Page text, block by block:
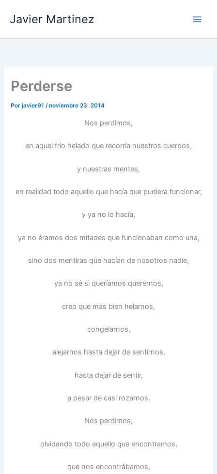
Javier Martinez
Perderse
Porjavier91/noviembre 23, 2014
Nos perdimos,
en aquel frío helado que recorría nuestros cuerpos,
y nuestras mentes,
en realidad todo aquello que hacía que pudiera funcionar,
y ya no lo hacía,
ya no éramos dos mitades que funcionaban como una,
sino dos mentiras que hacían de nosotros nadie,
ya no sé si queríamos querernos,
creo que más bien helarnos,
congelarnos,
alejarnos hasta dejar de sentirnos,
hasta dejar de sentir,
a pesar de casi rozarnos.
Nos perdimos,
olvidando todo aquello que encontramos,
que nos encontrábamos,